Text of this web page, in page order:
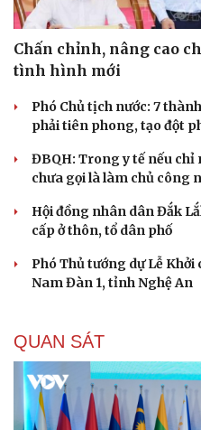
Chấn chỉnh, nâng cao
tình hình mới
Phó Chủ tịch nước: 7
phải tiên phong, tạo đột
ĐBQH: Trong y tế nếu
chưa gọi là làm chủ công
Hội đồng nhân dân Đắk
cấp ở thôn, tổ dân phố
Phó Thủ tướng dự Lễ
Nam Đàn 1, tỉnh Nghệ An
QUAN SÁT